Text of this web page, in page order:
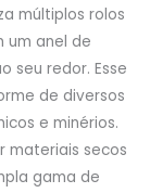
múltiplos rolos
um anel de
seu redor. Esse
de diversos
e minérios.
materiais secos
gama de